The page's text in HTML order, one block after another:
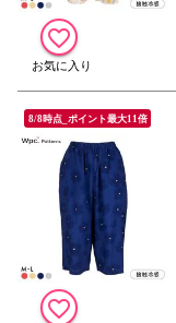
8/8時点_ポイント最大11倍